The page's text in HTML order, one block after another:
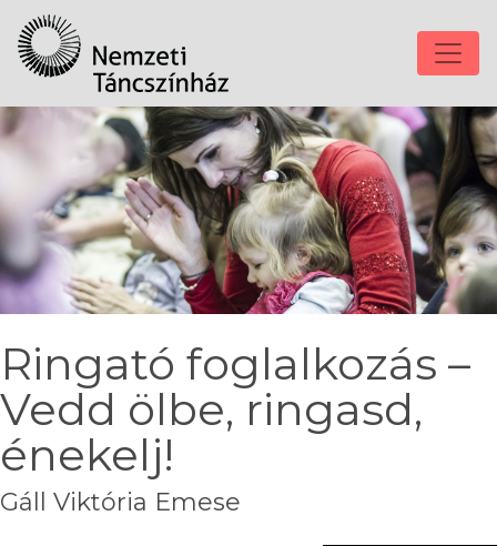
Ringató foglalkozás –
Vedd ölbe, ringasd,
énekelj!
Gáll Viktória Emese